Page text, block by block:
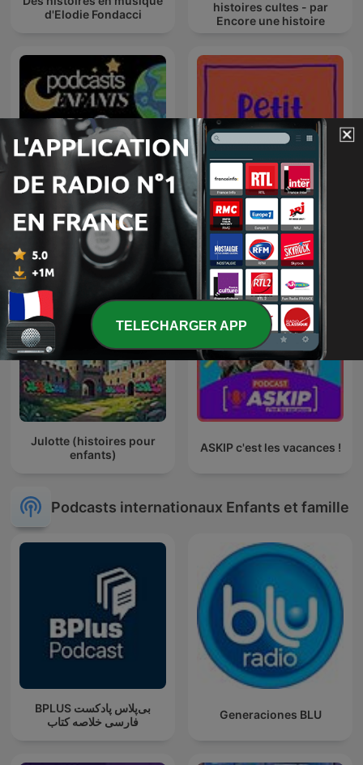
d'Elodie Fondacci
histoires cultes - par
Encore une histoire
Podcasts pour enfants :
les meilleures histoires
pour enfants
Petit Vulgaire
Julotte (histoires pour
enfants)
ASKIP c'est les vacances !
Podcasts internationaux Enfants et famille
‌BPLUS بی‌پلاس پادکست
فارسی خلاصه کتاب
Generaciones BLU
TELECHARGER APP